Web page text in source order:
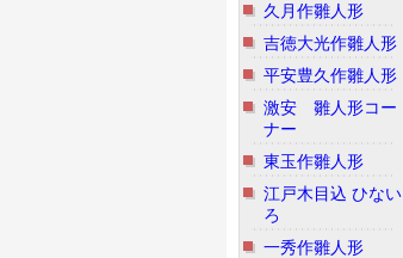
久月作雛人形
吉徳大光作雛人形
平安豊久作雛人形
激安 雛人形コー
ナー
東玉作雛人形
江戸木目込 ひない
ろ
一秀作雛人形